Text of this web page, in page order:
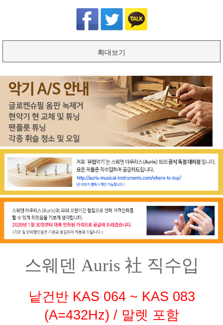
확대보기
스웨덴 Auris 社 직수입
낱건반 KAS 064 ~ KAS 083
(A=432Hz) / 말렛 포함